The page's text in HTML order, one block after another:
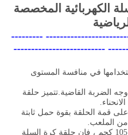
المخصصة
---------
في منافسة المستوى
الضربة القاضية.تتميز حلقة
قمة الحلقة بقوة حمل ثابتة
إذا كانت قوة الحمل الساكنة أكثر من 105 كجم ، فإن حلقة كرة السلة